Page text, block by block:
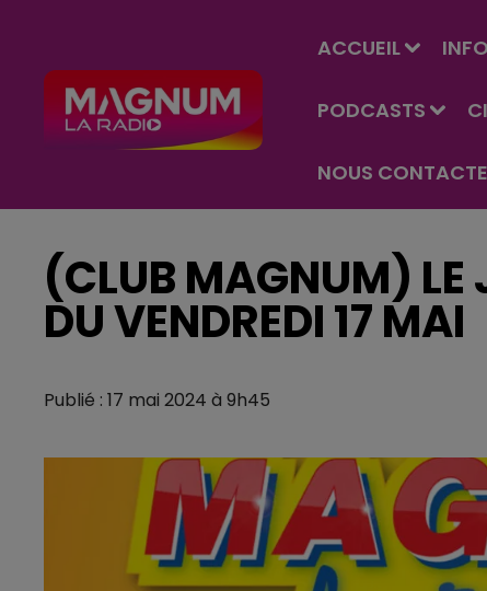
ACCUEIL
PODCASTS
NOUS
(CLUB MAGNUM) LE
DU VENDREDI 17 MAI
Publié : 17 mai 2024 à 9h45